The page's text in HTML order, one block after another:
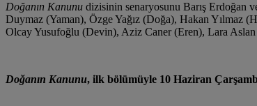
Doğanın Kanunu dizisinin senaryosunu Barış Erdoğan
Duymaz (Yaman), Özge Yağız (Doğa), Hakan
Olcay Yusufoğlu (Devin), Aziz Caner (Eren), Lara
Doğanın Kanunu, ilk bölümüyle 10 Haziran